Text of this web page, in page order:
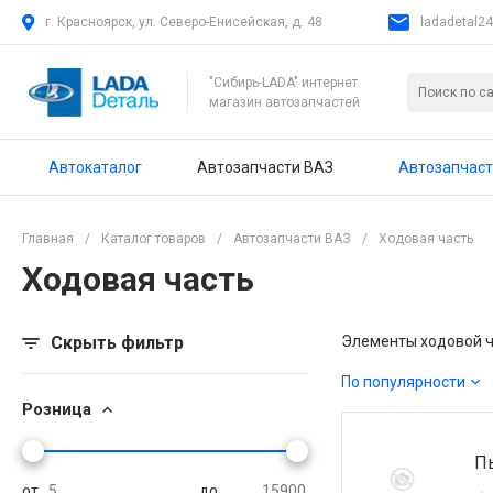
г. Красноярск, ул. Северо-Енисейская, д. 48
"Сибирь-LADA" интернет
магазин автозапчастей
Автокаталог Автозапчасти ВАЗ
Главная / Каталог товаров / Автозапчасти ВАЗ / Ходовая часть
Ходовая часть
Скрыть фильтр
Розница
Элементы ходовой
По популярности